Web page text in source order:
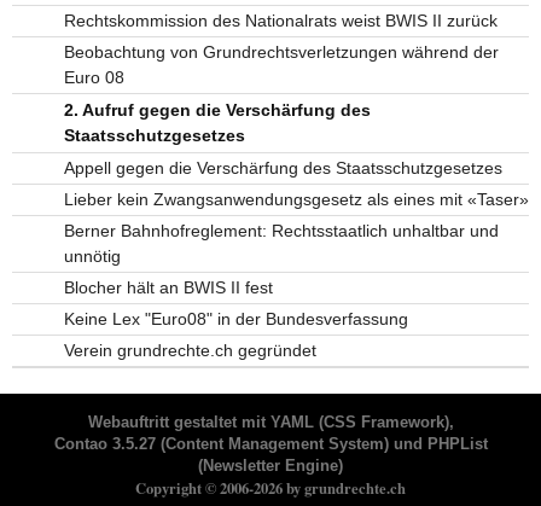
Rechtskommission des Nationalrats weist BWIS II zurück
Beobachtung von Grundrechtsverletzungen während der
Euro 08
2. Aufruf gegen die Verschärfung des
Staatsschutzgesetzes
Appell gegen die Verschärfung des Staatsschutzgesetzes
Lieber kein Zwangsanwendungsgesetz als eines mit «Taser»
Berner Bahnhofreglement: Rechtsstaatlich unhaltbar und
unnötig
Blocher hält an BWIS II fest
Keine Lex "Euro08" in der Bundesverfassung
Verein grundrechte.ch gegründet
Webauftritt gestaltet mit YAML(CSS Framework),
Contao 3.5.27(Content Management System) und PHPList
(Newsletter Engine)
Copyright © 2006-2026 by grundrechte.ch